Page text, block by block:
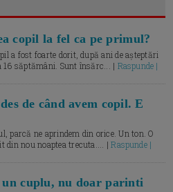
copil la fel ca pe primul?
a fost foarte dorit, după ani de așteptări
săptămâni. Sunt însărc... | Raspunde |
de când avem copil. E
parcă ne aprindem din orice. Un ton. O
din nou noaptea trecuta.... |Raspunde |
un cuplu, nu doar parinti